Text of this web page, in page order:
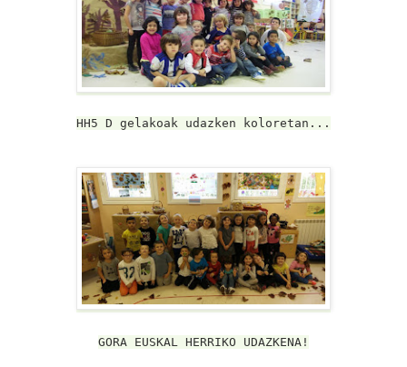
HH5 D gelakoak udazken koloretan...
GORA EUSKAL HERRIKO UDAZKENA!